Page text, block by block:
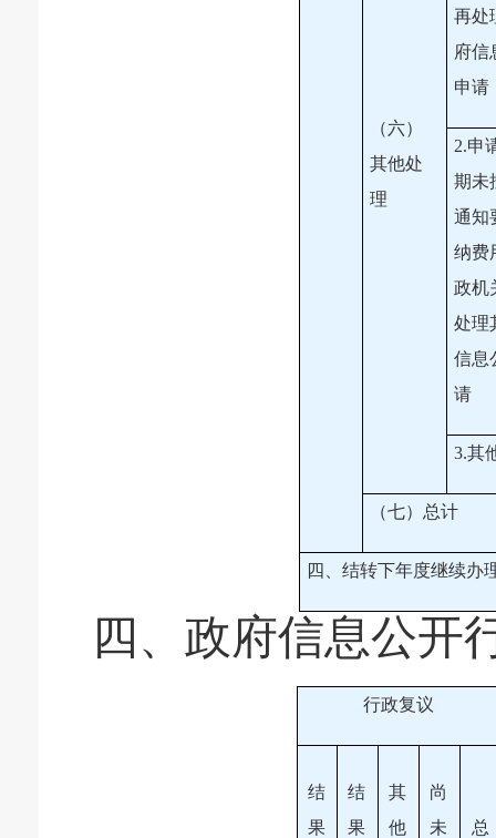
（六）
其他处
理
再处
府信
申请
2.申
期未
通知
纳费
政机
处理
信息
请
3.其
（七）总计
四、结转下年度继续办
四、政府信息公开
行政复议
结
果
结
果
其
他
尚
未
总